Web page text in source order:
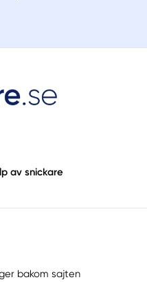
av snickare
bakom sajten